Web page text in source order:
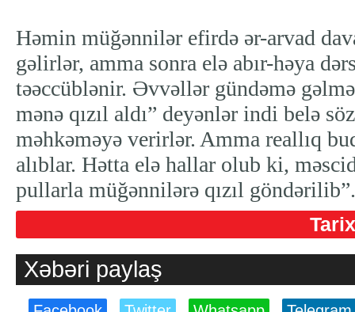
Həmin müğənnilər efirdə ər-arvad
gəlirlər, amma sonra elə abır-həya
təəccüblənir. Əvvəllər gündəmə
mənə qızıl aldı” deyənlər indi belə
məhkəməyə verirlər. Amma reallıq
alıblar. Hətta elə hallar olub ki,
pullarla müğənnilərə qızıl göndərilib”.
Xəbəri paylaş